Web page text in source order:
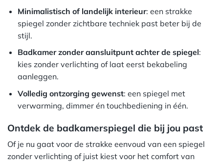
Minimalistisch of landelijk interieur: een strakke
spiegel zonder zichtbare techniek past beter bij de
stijl.
Badkamer zonder aansluitpunt achter de spiegel:
kies zonder verlichting of laat eerst bekabeling
aanleggen.
Volledig ontzorging gewenst: een spiegel met
verwarming, dimmer én touchbediening in één.
Ontdek de badkamerspiegel die bij jou past
Of je nu gaat voor de strakke eenvoud van een spiegel
zonder verlichting of juist kiest voor het comfort van